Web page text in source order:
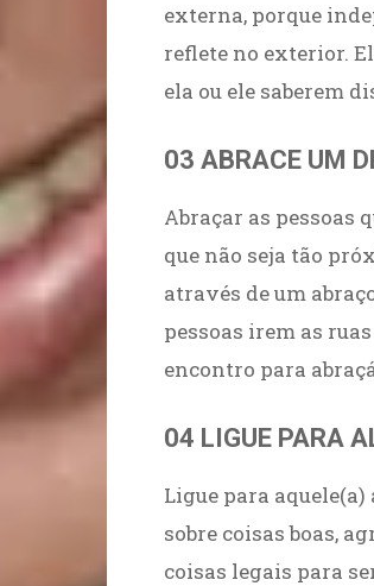
externa, porque
reflete no exterior.
ela ou ele saberem
03 ABRACE UM
Abraçar as pessoas
que não seja tão
através de um
pessoas irem as
encontro para
04 LIGUE PARA
Ligue para
sobre coisas boas,
coisas legais para